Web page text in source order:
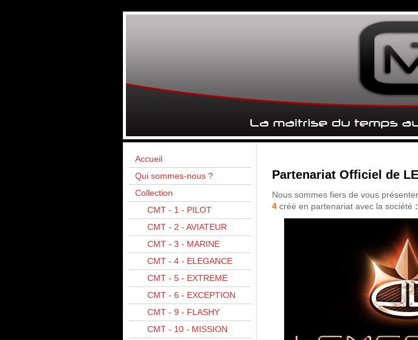
Accueil
Qui sommes-nous ?
Collection
CMT - 1 - PILOT
CMT - 2 - AVIATEUR
CMT - 3 - MARINE
CMT - 4 - ELEGANCE
CMT - 5 - EXTREME
CMT - 6 - EXCEPTION
CMT - 9 - FLASHY
CMT - 10 - MISSION
Partenariat Officiel de
Nous sommes fiers de vous
4 créé en partenariat avec la société :